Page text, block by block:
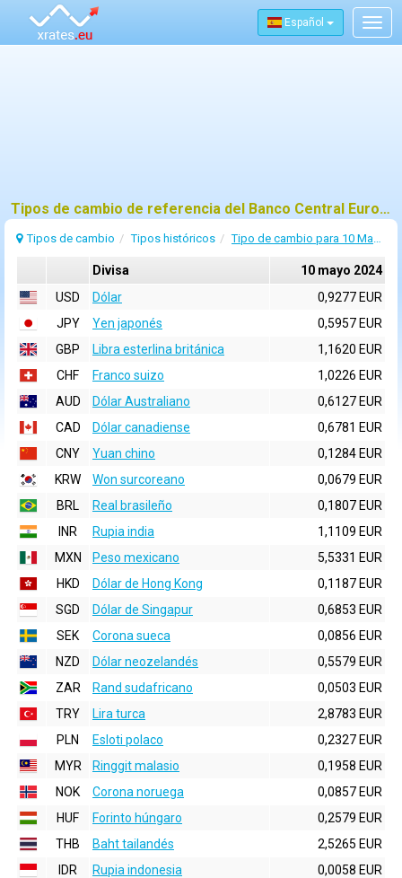
Español
Tipos de cambio de referencia del Banco Central Europeo (BCE) para 10 mayo 2024
Tipos de cambio Tipos históricos Tipo de cambio para 10 Mayo 2024
Divisa
10 mayo 2024
USD
Dólar
0,9277 EUR
JPY
Yen japonés
0,5957 EUR
GBP
Libra esterlina británica
1,1620 EUR
CHF
Franco suizo
1,0226 EUR
AUD
Dólar Australiano
0,6127 EUR
CAD
Dólar canadiense
0,6781 EUR
CNY
Yuan chino
0,1284 EUR
KRW
Won surcoreano
0,0679 EUR
BRL
Real brasileño
0,1807 EUR
INR
Rupia india
1,1109 EUR
MXN
Peso mexicano
5,5331 EUR
HKD
Dólar de Hong Kong
0,1187 EUR
SGD
Dólar de Singapur
0,6853 EUR
SEK
Corona sueca
0,0856 EUR
NZD
Dólar neozelandés
0,5579 EUR
ZAR
Rand sudafricano
0,0503 EUR
TRY
Lira turca
2,8783 EUR
PLN
Esloti polaco
0,2327 EUR
MYR
Ringgit malasio
0,1958 EUR
NOK
Corona noruega
0,0857 EUR
HUF
Forinto húngaro
0,2579 EUR
THB
Baht tailandés
2,5265 EUR
IDR
Rupia indonesia
0,0058 EUR